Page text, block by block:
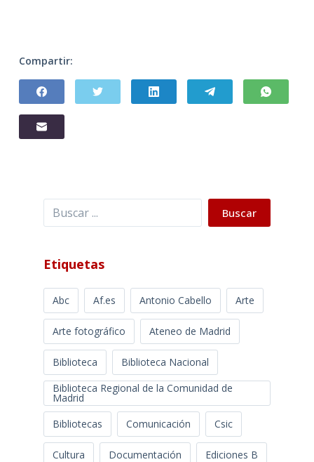
Compartir:
Buscar Buscar
Etiquetas
Abc Af.es Antonio Cabello Arte
Arte fotográfico Ateneo de Madrid
Biblioteca
Biblioteca Nacional
Biblioteca Regional de la Comunidad de
Madrid
Bibliotecas
Comunicación Csic
Cultura Documentación Ediciones B